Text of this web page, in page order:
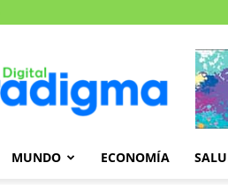
Paradigma
MUNDO ECONOMÍA